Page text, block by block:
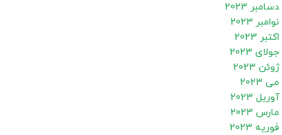
دسامبر 2023
نوامبر 2023
اکتبر 2023
جولای 2023
ژوئن 2023
می 2023
آوریل 2023
مارس 2023
فوریه 2023